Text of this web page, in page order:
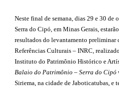
Neste final de semana, dias 29 e 30 de
Serra do Cipó, em Minas Gerais,
resultados do levantamento
Referências Culturais – INRC,
Instituto do Patrimônio Histórico e
Balaio do Patrimônio – Serra do Cipó
Siriema, na cidade de Jaboticatubas, e